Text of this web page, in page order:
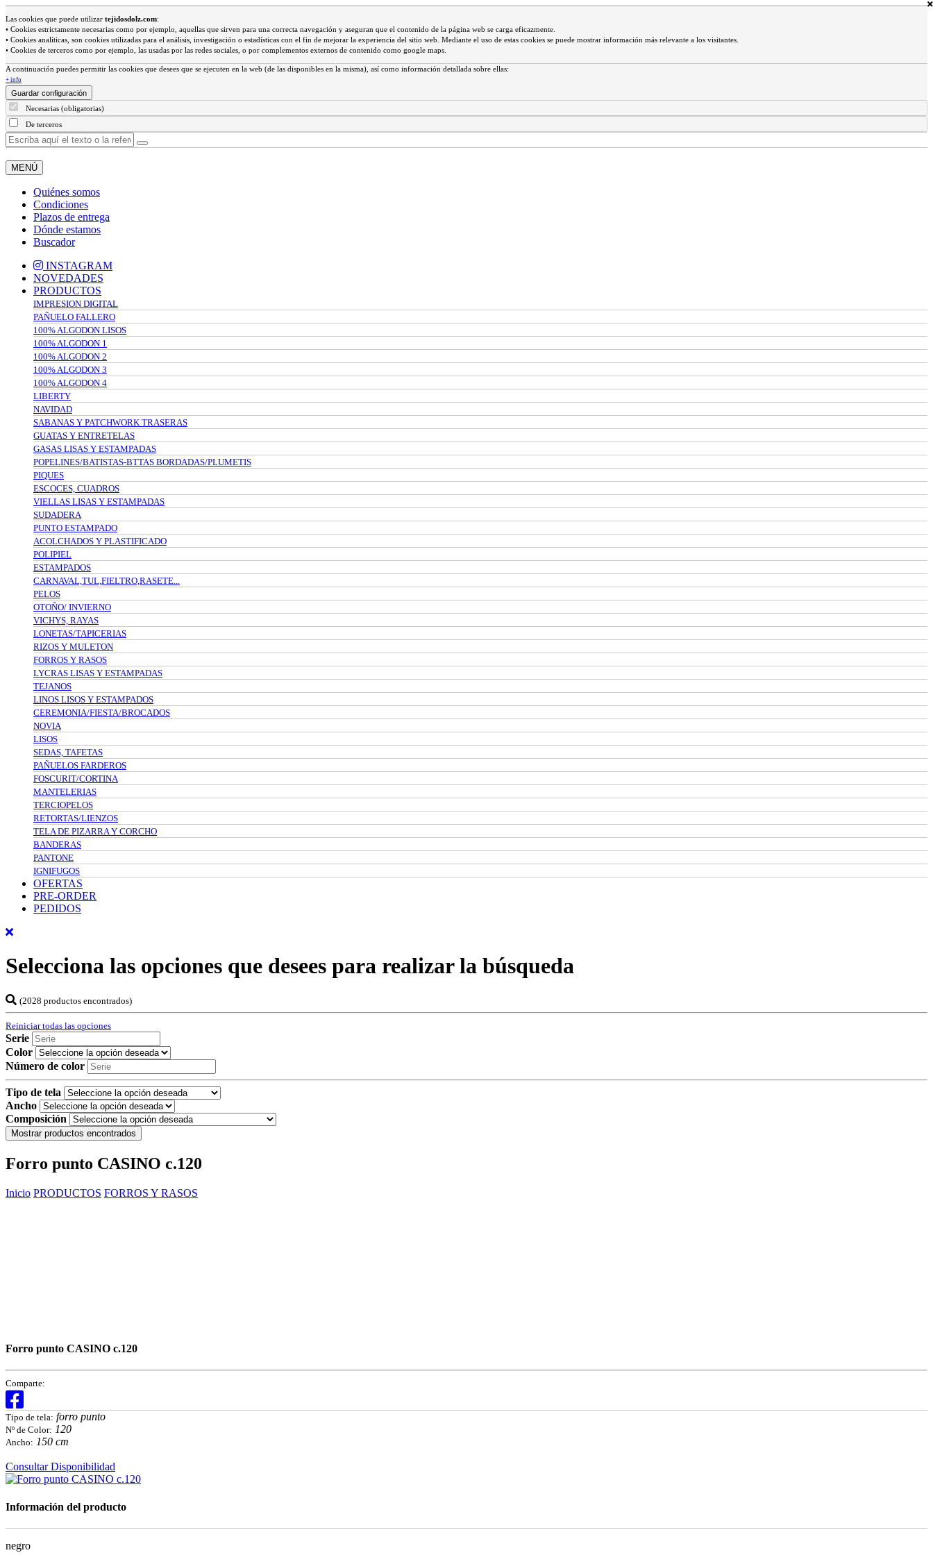
Las cookies que puede utilizar tejidosdolz.com:
• Cookies estrictamente necesarias como por ejemplo, aquellas que sirven para una correcta navegación y aseguran que el contenido de la página web se carga eficazmente.
• Cookies analíticas, son cookies utilizadas para el análisis, investigación o estadísticas con el fin de mejorar la experiencia del sitio web. Mediante el uso de estas cookies se puede mostrar información más relevante a los visitantes.
• Cookies de terceros como por ejemplo, las usadas por las redes sociales, o por complementos externos de contenido como google maps.
A continuación puedes permitir las cookies que desees que se ejecuten en la web (de las disponibles en la misma), así como información detallada sobre ellas:
+ info
Guardar configuración
Necesarias (obligatorias)
De terceros
MENÚ
Quiénes somos
Condiciones
Plazos de entrega
Dónde estamos
Buscador
INSTAGRAM
NOVEDADES
PRODUCTOS
IMPRESION DIGITAL
PAÑUELO FALLERO
100% ALGODON LISOS
100% ALGODON 1
100% ALGODON 2
100% ALGODON 3
100% ALGODON 4
LIBERTY
NAVIDAD
SABANAS Y PATCHWORK TRASERAS
GUATAS Y ENTRETELAS
GASAS LISAS Y ESTAMPADAS
POPELINES/BATISTAS-BTTAS BORDADAS/PLUMETIS
PIQUES
ESCOCES, CUADROS
VIELLAS LISAS Y ESTAMPADAS
SUDADERA
PUNTO ESTAMPADO
ACOLCHADOS Y PLASTIFICADO
POLIPIEL
ESTAMPADOS
CARNAVAL,TUL,FIELTRO,RASETE...
PELOS
OTOÑO/ INVIERNO
VICHYS, RAYAS
LONETAS/TAPICERIAS
RIZOS Y MULETON
FORROS Y RASOS
LYCRAS LISAS Y ESTAMPADAS
TEJANOS
LINOS LISOS Y ESTAMPADOS
CEREMONIA/FIESTA/BROCADOS
NOVIA
LISOS
SEDAS, TAFETAS
PAÑUELOS FARDEROS
FOSCURIT/CORTINA
MANTELERIAS
TERCIOPELOS
RETORTAS/LIENZOS
TELA DE PIZARRA Y CORCHO
BANDERAS
PANTONE
IGNIFUGOS
OFERTAS
PRE-ORDER
PEDIDOS
Selecciona las opciones que desees para realizar la búsqueda
(2028 productos encontrados)
Reiniciar todas las opciones
Serie
Color
Número de color
Tipo de tela
Ancho
Composición
Mostrar productos encontrados
Forro punto CASINO c.120
Inicio PRODUCTOS FORROS Y RASOS
Forro punto CASINO c.120
Comparte:
Tipo de tela: forro punto
Nº de Color: 120
Ancho: 150 cm
Consultar Disponibilidad
Información del producto
negro